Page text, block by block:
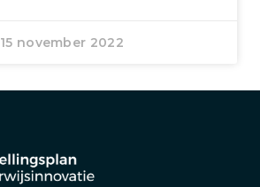
15 november 2022